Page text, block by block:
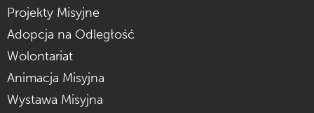
Projekty Misyjne
Adopcja na Odległość
Wolontariat
Animacja Misyjna
Wystawa Misyjna